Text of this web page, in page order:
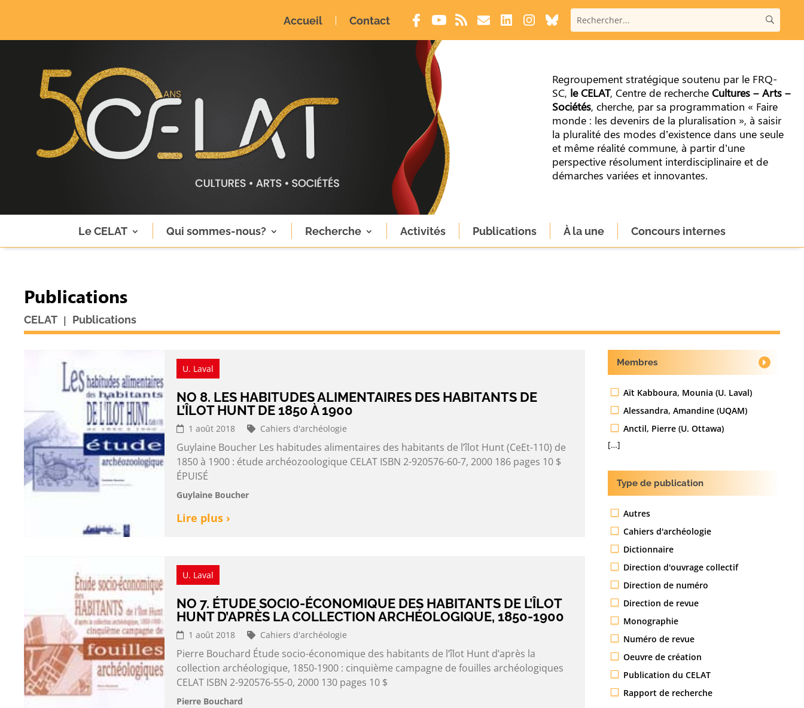
Accueil Contact
Regroupement stratégique soutenu par le FRQ-
SC, le CELAT, Centre de recherche Cultures – Arts –
Sociétés, cherche, par sa programmation « Faire
monde : les devenirs de la pluralisation », à saisir
la pluralité des modes d’existence dans une seule
et même réalité commune, à partir d’une
perspective résolument interdisciplinaire et de
démarches variées et innovantes.
Le CELAT Qui sommes-nous? Recherche Activités Publications À la une Concours internes
Publications
CELAT | Publications
U. Laval
NO 8. LES HABITUDES ALIMENTAIRES DES HABITANTS DE
L’ÎLOT HUNT DE 1850 À 1900
1 août 2018 Cahiers d'archéologie
Guylaine Boucher Les habitudes alimentaires des habitants de l’îlot Hunt (CeEt-110) de
1850 à 1900 : étude archéozoologique CELAT ISBN 2-920576-60-7, 2000 186 pages 10 $
ÉPUISÉ
Guylaine Boucher
Lire plus ›
U. Laval
NO 7. ÉTUDE SOCIO-ÉCONOMIQUE DES HABITANTS DE L’ÎLOT
HUNT D’APRÈS LA COLLECTION ARCHÉOLOGIQUE, 1850-1900
1 août 2018 Cahiers d'archéologie
Pierre Bouchard Étude socio-économique des habitants de l’îlot Hunt d’après la
collection archéologique, 1850-1900 : cinquième campagne de fouilles archéologiques
CELAT ISBN 2-920576-55-0, 2000 130 pages 10 $
Pierre Bouchard
Membres
Aït Kabboura, Mounia (U. Laval)
Alessandra, Amandine (UQAM)
Anctil, Pierre (U. Ottawa)
[…]
Type de publication
Autres
Cahiers d'archéologie
Dictionnaire
Direction d'ouvrage collectif
Direction de numéro
Direction de revue
Monographie
Numéro de revue
Oeuvre de création
Publication du CELAT
Rapport de recherche